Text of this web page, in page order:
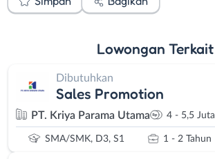
Lowongan Terkait
Dibutuhkan
Sales Promotion
PT. Kriya Parama Utama 4 - 5,5 Juta
SMA/SMK, D3, S1 1 - 2 Tahun